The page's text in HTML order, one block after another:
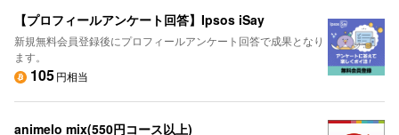
【プロフィールアンケート回答】Ipsos iSay
新規無料会員登録後にプロフィールアンケート回答で成果となり
ます。
105円相当
animelo mix(550円コース以上)